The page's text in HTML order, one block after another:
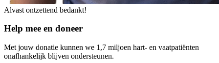
Alvast ontzettend bedankt!
Help mee en doneer
Met jouw donatie kunnen we 1,7 miljoen hart- en vaatpatiënten
onafhankelijk blijven ondersteunen.